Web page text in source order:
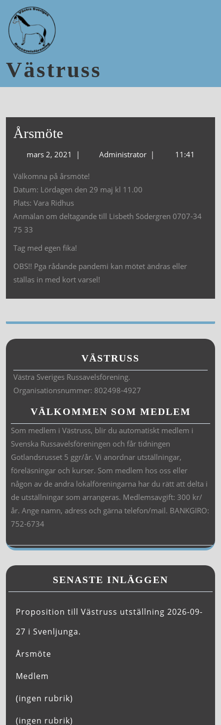
Västruss
Årsmöte
mars 2, 2021 | Administrator | 11:41
Välkomna på årsmöte!
Datum: Lördagen den 29 maj kl 11.00
Plats: Vara Ridhus
Anmälan om deltagande till Lisbeth Södergren 0707-34
75 33
Tag med egen fika!
OBS!! Pga rådande pandemi kan mötet ändras eller
ställas in med kort varsel!
VÄSTRUSS
Västra Sveriges Russavelsförening.
Organisationsnummer: 802498-4927
VÄLKOMMEN SOM MEDLEM
Som medlem i Västruss, blir du automatiskt medlem i
Svenska Russavelsföreningen och får tidningen
Gotlandsrusset 5 ggr/år. Vi anordnar utställningar,
föreläsningar och kurser. Som medlem hos oss eller
någon av de andra lokalföreningarna har du rätt att delta i
de utställningar som arrangeras. Medlemsavgift: 300 kr/
år. Ange namn, adress och gärna telefon/mail. BANKGIRO:
752-6734
SENASTE INLÄGGEN
Proposition till Västruss utställning 2026-09-
27 i Svenljunga.
Årsmöte
Medlem
(ingen rubrik)
(ingen rubrik)